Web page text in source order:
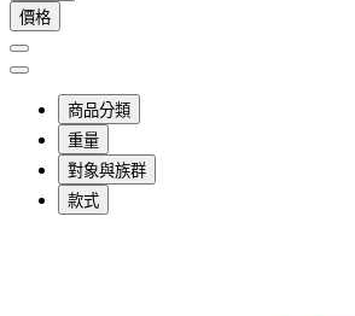
價格
商品分類
重量
對象與族群
款式